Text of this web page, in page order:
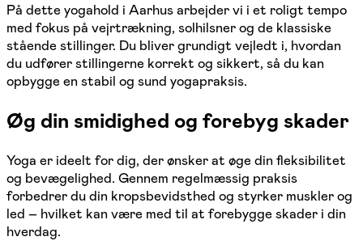
På dette yogahold i Aarhus arbejder vi i et roligt tempo
med fokus på vejrtrækning, solhilsner og de klassiske
stående stillinger. Du bliver grundigt vejledt i, hvordan
du udfører stillingerne korrekt og sikkert, så du kan
opbygge en stabil og sund yogapraksis.
Øg din smidighed og forebyg skader
Yoga er ideelt for dig, der ønsker at øge din fleksibilitet
og bevægelighed. Gennem regelmæssig praksis
forbedrer du din kropsbevidsthed og styrker muskler og
led – hvilket kan være med til at forebygge skader i din
hverdag.